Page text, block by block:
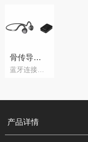
骨传导蓝牙耳机及集音器
产品详情